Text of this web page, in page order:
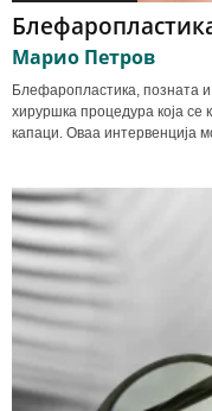
Марио Петров
Блефаропластика, позната
хируршка процедура која се
капаци. Оваа интервенција